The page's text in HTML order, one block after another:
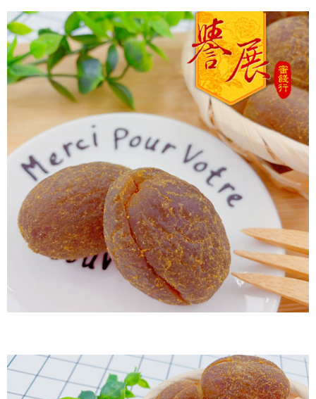
每筆NT$60，滿NT$799(含以上)免運費
付款後全家取貨
每筆NT$60，滿NT$799(含以上)免運費
7-11取貨付款
每筆NT$60，滿NT$799(含以上)免運費
付款後7-11取貨
每筆NT$60，滿NT$799(含以上)免運費
宅配到家
每筆NT$150，滿NT$1,399(含以上)免運費
澎湖金門馬祖宅配到家
每筆NT$250